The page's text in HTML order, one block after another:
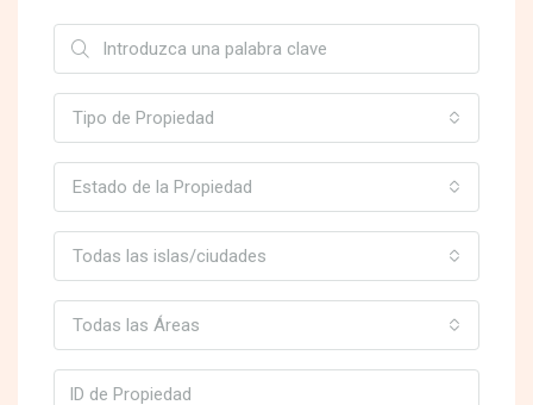
Tipo de Propiedad
Estado de la Propiedad
Todas las islas/ciudades
Todas las Áreas